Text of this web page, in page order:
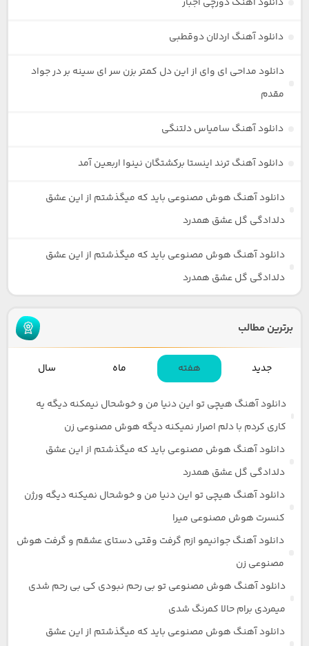
دانلود آهنگ اردلان دوقطبی
دانلود مداحی ای وای از این دل کمتر بزن سر ای سینه بر در جواد
مقدم
دانلود آهنگ سامیاس دلتنگی
دانلود آهنگ ترند اینستا برکشتگان نینوا اربعین آمد
دانلود آهنگ هوش مصنوعی باید که میگذشتم از این عشق
دلدادگی گل عشق همدرد
دانلود آهنگ هوش مصنوعی باید که میگذشتم از این عشق
دلدادگی گل عشق همدرد
برترین مطالب
جدید هفته ماه سال
دانلود آهنگ هیچی تو این دنیا من و خوشحال نیمکنه دیگه یه
کاری کردم با دلم اصرار نمیکنه دیگه هوش مصنوعی زن
دانلود آهنگ هوش مصنوعی باید که میگذشتم از این عشق
دلدادگی گل عشق همدرد
دانلود آهنگ هیچی تو این دنیا من و خوشحال نمیکنه دیگه ورژن
کنسرت هوش مصنوعی میرا
دانلود آهنگ جوانیمو ازم گرفت وقتی دستای عشقم و گرفت هوش
مصنوعی زن
دانلود آهنگ هوش مصنوعی تو بی رحم نبودی کی بی رحم شدی
میمردی برام حالا کمرنگ شدی
دانلود آهنگ هوش مصنوعی باید که میگذشتم از این عشق